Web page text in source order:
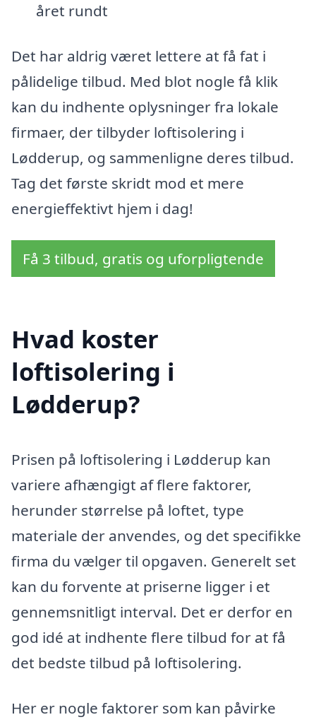
året rundt
Det har aldrig været lettere at få fat i
pålidelige tilbud. Med blot nogle få klik
kan du indhente oplysninger fra lokale
firmaer, der tilbyder loftisolering i
Lødderup, og sammenligne deres tilbud.
Tag det første skridt mod et mere
energieffektivt hjem i dag!
Få 3 tilbud, gratis og uforpligtende
Hvad koster
loftisolering i
Lødderup?
Prisen på loftisolering i Lødderup kan
variere afhængigt af flere faktorer,
herunder størrelse på loftet, type
materiale der anvendes, og det specifikke
firma du vælger til opgaven. Generelt set
kan du forvente at priserne ligger i et
gennemsnitligt interval. Det er derfor en
god idé at indhente flere tilbud for at få
det bedste tilbud på loftisolering.
Her er nogle faktorer som kan påvirke